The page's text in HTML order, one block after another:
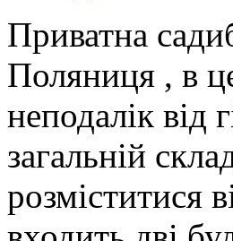
Приватна
Поляниця , в
неподалік від
загальній
розміститися